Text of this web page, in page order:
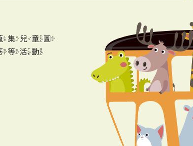
集兒童圖
等活動